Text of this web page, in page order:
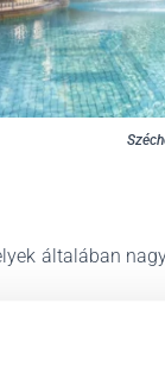
általában
termálfürdő-
a